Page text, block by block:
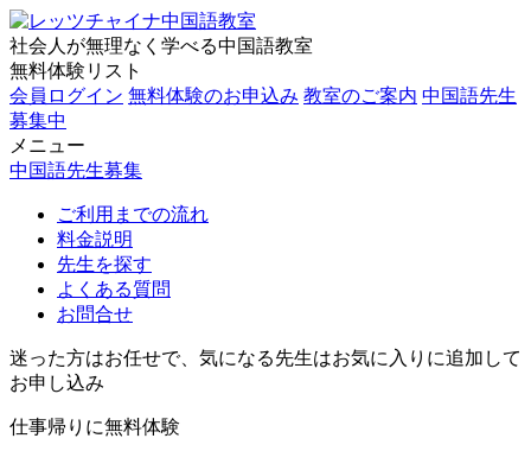
社会人が無理なく学べる中国語教室
無料体験リスト
会員ログイン 無料体験のお申込み 教室のご案内 中国語先生
募集中
メニュー
中国語先生募集
ご利用までの流れ
料金説明
先生を探す
よくある質問
お問合せ
迷った方はお任せで、気になる先生はお気に入りに追加して
お申し込み
仕事帰りに無料体験